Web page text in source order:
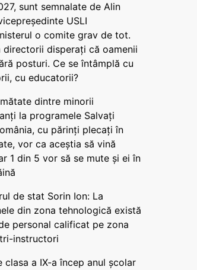
sunt semnalate de Alin
USLI
o comite grav de tot.
directorii disperați că oamenii
posturi. Ce se întâmplă cu
cu educatorii?
dintre minorii
la programele Salvați
cu părinți plecați în
vor ca aceștia să vină
1 din 5 vor să se mute și ei în
de stat Sorin Ion: La
din zona tehnologică există
personal calificat pe zona
instructori
clasa a IX-a încep anul școlar